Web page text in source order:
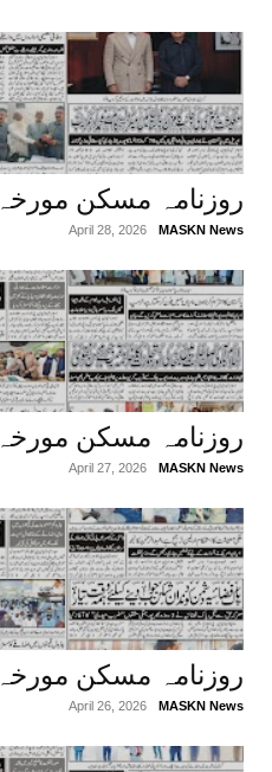
روزنامہ مسکن مورخہ 29 اپریل 2026
MASKN News
April 28, 2026
روزنامہ مسکن مورخہ 28 اپریل 2026
MASKN News
April 27, 2026
روزنامہ مسکن مورخہ 27 اپریل 2026
MASKN News
April 26, 2026